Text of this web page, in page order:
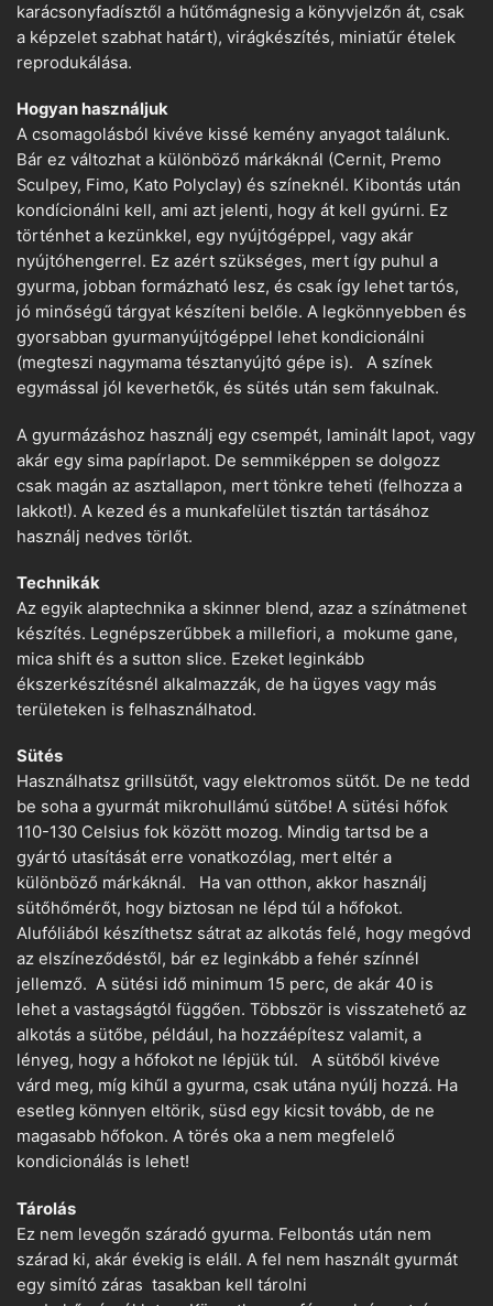
karácsonyfadísztől a hűtőmágnesig a könyvjelzőn át, csak
a képzelet szabhat határt), virágkészítés, miniatűr ételek
reprodukálása.
Hogyan használjuk
A csomagolásból kivéve kissé kemény anyagot találunk.
Bár ez változhat a különböző márkáknál (Cernit, Premo
Sculpey, Fimo, Kato Polyclay) és színeknél. Kibontás után
kondícionálni kell, ami azt jelenti, hogy át kell gyúrni. Ez
történhet a kezünkkel, egy nyújtógéppel, vagy akár
nyújtóhengerrel. Ez azért szükséges, mert így puhul a
gyurma, jobban formázható lesz, és csak így lehet tartós,
jó minőségű tárgyat készíteni belőle. A legkönnyebben és
gyorsabban gyurmanyújtógéppel lehet kondicionálni
(megteszi nagymama tésztanyújtó gépe is). A színek
egymással jól keverhetők, és sütés után sem fakulnak.
A gyurmázáshoz használj egy csempét, laminált lapot, vagy
akár egy sima papírlapot. De semmiképpen se dolgozz
csak magán az asztallapon, mert tönkre teheti (felhozza a
lakkot!). A kezed és a munkafelület tisztán tartásához
használj nedves törlőt.
Technikák
Az egyik alaptechnika a skinner blend, azaz a színátmenet
készítés. Legnépszerűbbek a millefiori, a mokume gane,
mica shift és a sutton slice. Ezeket leginkább
ékszerkészítésnél alkalmazzák, de ha ügyes vagy más
területeken is felhasználhatod.
Sütés
Használhatsz grillsütőt, vagy elektromos sütőt. De ne tedd
be soha a gyurmát mikrohullámú sütőbe! A sütési hőfok
110-130 Celsius fok között mozog. Mindig tartsd be a
gyártó utasítását erre vonatkozólag, mert eltér a
különböző márkáknál. Ha van otthon, akkor használj
sütőhőmérőt, hogy biztosan ne lépd túl a hőfokot.
Alufóliából készíthetsz sátrat az alkotás felé, hogy megóvd
az elszíneződéstől, bár ez leginkább a fehér színnél
jellemző. A sütési idő minimum 15 perc, de akár 40 is
lehet a vastagságtól függően. Többször is visszatehető az
alkotás a sütőbe, például, ha hozzáépítesz valamit, a
lényeg, hogy a hőfokot ne lépjük túl. A sütőből kivéve
várd meg, míg kihűl a gyurma, csak utána nyúlj hozzá. Ha
esetleg könnyen eltörik, süsd egy kicsit tovább, de ne
magasabb hőfokon. A törés oka a nem megfelelő
kondicionálás is lehet!
Tárolás
Ez nem levegőn száradó gyurma. Felbontás után nem
szárad ki, akár évekig is eláll. A fel nem használt gyurmát
egy simító záras tasakban kell tárolni